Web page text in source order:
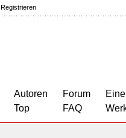
Registrieren
Autoren
Top
Forum
FAQ